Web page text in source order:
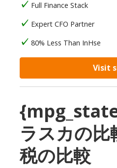
Full Finance Stack
Expert CFO Partner
80% Less Than InHse
Visit
ラスカの比
税の比較